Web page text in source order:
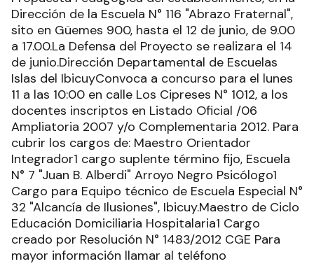
Dirección de la Escuela N° 116 "Abrazo Fraternal",
sito en Güemes 900, hasta el 12 de junio, de 9.00
a 17.00.La Defensa del Proyecto se realizara el 14
de junio.Dirección Departamental de Escuelas
Islas del IbicuyConvoca a concurso para el lunes
11 a las 10:00 en calle Los Cipreses N° 1012, a los
docentes inscriptos en Listado Oficial /06
Ampliatoria 2007 y/o Complementaria 2012. Para
cubrir los cargos de: Maestro Orientador
Integrador1 cargo suplente término fijo, Escuela
N° 7 "Juan B. Alberdi" Arroyo Negro Psicólogo1
Cargo para Equipo técnico de Escuela Especial N°
32 "Alcancía de Ilusiones", Ibicuy.Maestro de Ciclo
Educación Domiciliaria Hospitalaria1 Cargo
creado por Resolución N° 1483/2012 CGE Para
mayor información llamar al teléfono